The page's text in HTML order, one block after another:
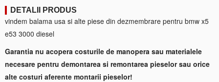
DETALII PRODUS
vindem balama usa si alte piese din dezmembrare pentru bmw x5
e53 3000 diesel
Garantia nu acopera costurile de manopera sau materialele
necesare pentru demontarea si remontarea pieselor sau orice
alte costuri aferente montarii pieselor!